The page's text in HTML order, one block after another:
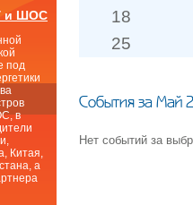
18
25
События за Май
Нет событий за
и ШОС
под
в
Китая,
а